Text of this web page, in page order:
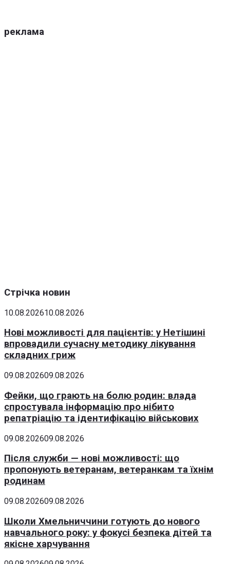
реклама
Стрічка новин
10.08.202610.08.2026
Нові можливості для пацієнтів: у Нетішині
впровадили сучасну методику лікування
складних гриж
09.08.202609.08.2026
Фейки, що грають на болю родин: влада
спростувала інформацію про нібито
репатріацію та ідентифікацію військових
09.08.202609.08.2026
Після служби — нові можливості: що
пропонують ветеранам, ветеранкам та їхнім
родинам
09.08.202609.08.2026
Школи Хмельниччини готують до нового
навчального року: у фокусі безпека дітей та
якісне харчування